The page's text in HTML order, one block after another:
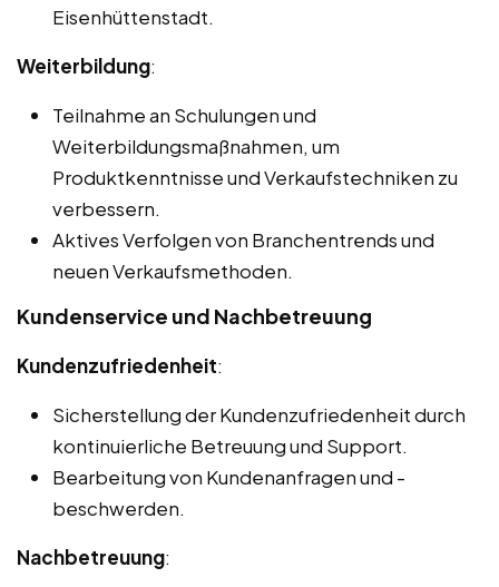
Eisenhüttenstadt.
Weiterbildung:
Teilnahme an Schulungen und
Weiterbildungsmaßnahmen, um
Produktkenntnisse und Verkaufstechniken zu
verbessern.
Aktives Verfolgen von Branchentrends und
neuen Verkaufsmethoden.
Kundenservice und Nachbetreuung
Kundenzufriedenheit:
Sicherstellung der Kundenzufriedenheit durch
kontinuierliche Betreuung und Support.
Bearbeitung von Kundenanfragen und -
beschwerden.
Nachbetreuung: